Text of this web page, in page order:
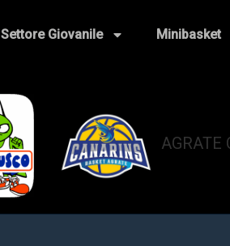
Settore Giovanile Minibasket
AGRATE